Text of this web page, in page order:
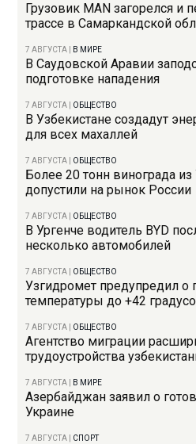
Грузовик MAN загорелся и
трассе в Самаркандской
7 АВГУСТА В МИРЕ
В Саудовской Аравии
подготовке нападения
7 АВГУСТА ОБЩЕСТВО
В Узбекистане создадут
для всех махаллей
7 АВГУСТА ОБЩЕСТВО
Более 20 тонн винограда из
допустили на рынок России
7 АВГУСТА ОБЩЕСТВО
В Ургенче водитель BYD
несколько автомобилей
7 АВГУСТА ОБЩЕСТВО
Узгидромет предупредил
температуры до +42
7 АВГУСТА ОБЩЕСТВО
Агентство миграции
трудоустройства
7 АВГУСТА В МИРЕ
Азербайджан заявил о
Украине
7 АВГУСТА СПОРТ